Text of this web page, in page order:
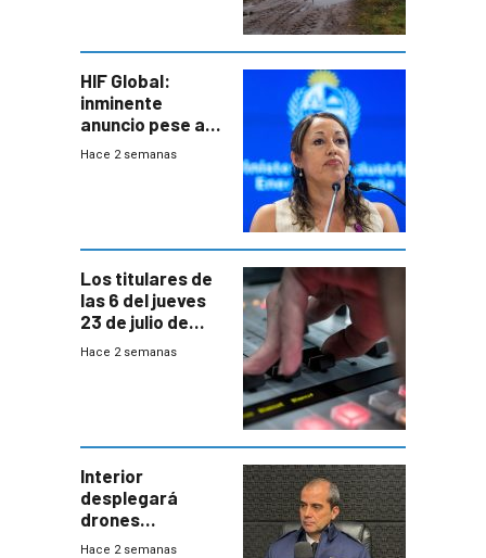
HIF Global:
inminente
anuncio pese a
declaración de
gobierno
Hace 2 semanas
Los titulares de
las 6 del jueves
23 de julio de
2026
Hace 2 semanas
Interior
desplegará
drones
autónomos para
Hace 2 semanas